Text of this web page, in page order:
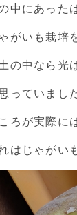
中にあった
がいも栽培
土の中なら光
っていまし
ろが実際に
はじゃがい